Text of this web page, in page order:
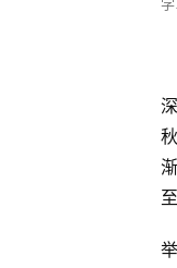
深
秋
渐
至
举